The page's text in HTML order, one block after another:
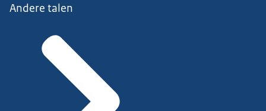
Andere talen